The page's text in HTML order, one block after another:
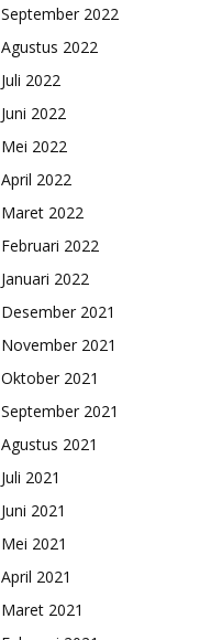
September 2022
Agustus 2022
Juli 2022
Juni 2022
Mei 2022
April 2022
Maret 2022
Februari 2022
Januari 2022
Desember 2021
November 2021
Oktober 2021
September 2021
Agustus 2021
Juli 2021
Juni 2021
Mei 2021
April 2021
Maret 2021